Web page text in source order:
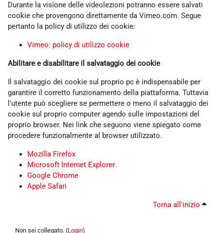
Durante la visione delle videolezioni potranno essere salvati
cookie che provengono direttamente da Vimeo.com. Segue
pertanto la policy di utilizzo dei cookie:
Vimeo: policy di utilizzo cookie
Abilitare e disabilitare il salvataggio dei cookie
Il salvataggio dei cookie sul proprio pc è indispensabile per
garantire il corretto funzionamento della piattaforma. Tuttavia
l'utente può scegliere se permettere o meno il salvataggio dei
cookie sul proprio computer agendo sulle impostazioni del
proprio browser. Nei link che seguono viene spiegato come
procedere funzionalmente al browser utilizzato.
Mozilla Firefox
Microsoft Internet Explorer
Google Chrome
Apple Safari
Torna all'inizio
Non sei collegato. (Login)